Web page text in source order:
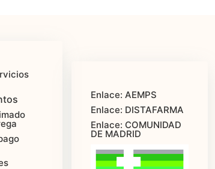
Enlace: AEMPS
Enlace: DISTAFARMA
Enlace: COMUNIDAD
DE MADRID